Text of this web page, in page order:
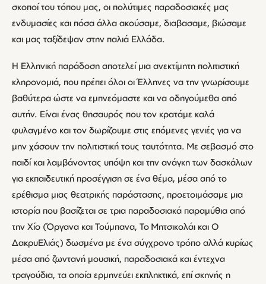
σκοποί του τόπου μας, οι πολύτιμες παραδοσιακές μας
ενδυμασίες και πόσα άλλα ακούσαμε, διαβασαμε, βιώσαμε
και μας ταξίδεψαν στην παλιά Ελλάδα.
Η Ελληνική παράδοση αποτελεί μια ανεκτίμητη πολιτιστική
κληρονομιά, που πρέπει όλοι οι Έλληνες να την γνωρίσουμε
βαθύτερα ώστε να εμπνεόμαστε και να οδηγούμεθα από
αυτήν. Είναι ένας θησαυρός που τον κρατάμε καλά
φυλαγμένο και τον δωρίζουμε στις επόμενες γενιές για να
μην χάσουν την πολιτιστική τους ταυτότητα. Με σεβασμό στο
παιδί και λαμβάνοντας υπόψη και την ανάγκη των δασκάλων
για εκπαιδευτική προσέγγιση σε ένα θέμα, μέσα από το
ερέθισμα μιας θεατρικής παράστασης, προετοιμάσαμε μια
ιστορία που βασίζεται σε τρια παραδοσιακά παραμύθια από
την Χίο (Όργανα και Τούμπανα, Το Μητσικολάι και Ο
ΔακρυΕλιάς) δωσμένα με ένα σύγχρονο τρόπο αλλά κυρίως
μέσα από ζωντανή μουσική, παραδοσιακά και έντεχνα
τραγούδια, τα οποία ερμηνεύει εκπληκτικά, επί σκηνής η